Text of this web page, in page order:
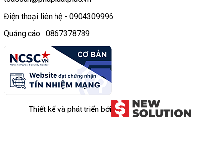
Điện thoại liên hệ - 0904309996
Quảng cáo : 0867378789
Thiết kế và phát triển bởi